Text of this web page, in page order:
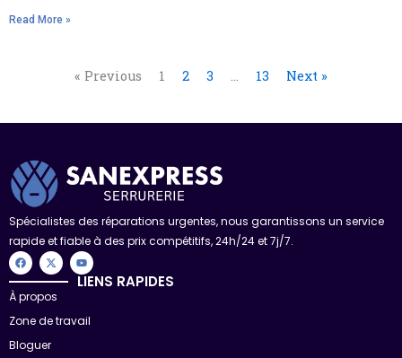
Read More »
« Previous 1 2 3 … 13 Next »
Spécialistes des réparations urgentes, nous garantissons un service
rapide et fiable à des prix compétitifs, 24h/24 et 7j/7.
F
a
c
b
o
X
-
t
i
t
r
Y
o
u
t
e
LIENS RAPIDES
À propos
Zone de travail
Bloguer